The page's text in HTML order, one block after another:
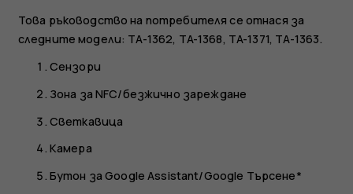
Това ръководство на потребителя се отнася за
следните модели: TA-1362, TA-1368, TA-1371, TA-1363.
Сензори
Зона за NFC/безжично зареждане
Светкавица
Камера
Бутон за Google Assistant/Google Търсене*